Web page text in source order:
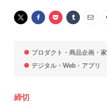
プロダクト・商品企画・
デジタル・Web・アプリ
締切